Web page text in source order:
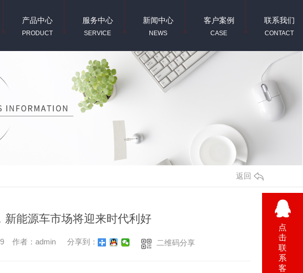
产品中心
PRODUCT
服务中心
SERVICE
新闻中心
NEWS
客户案例
CASE
联系我们
CONTACT
返回
新能源车市场将迎来时代利好
作者：admin 分享到： 二维码分享
点
击
联
系
客